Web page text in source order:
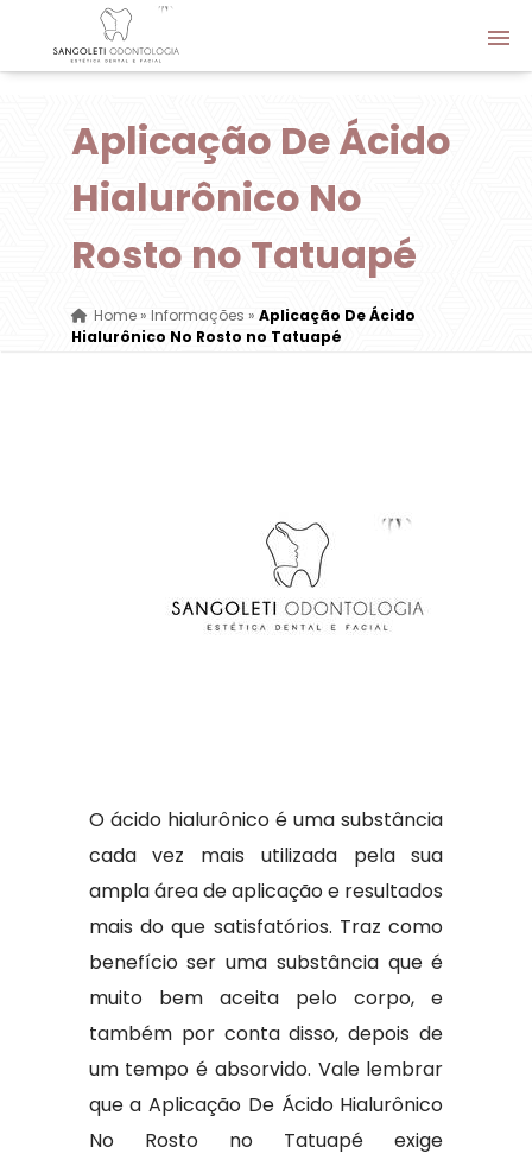
Aplicação De Ácido
Hialurônico No
Rosto no Tatuapé
Home» Informações » Aplicação De Ácido
Hialurônico No Rosto no Tatuapé
O ácido hialurônico é uma substância
cada vez mais utilizada pela sua
ampla área de aplicação e resultados
mais do que satisfatórios. Traz como
benefício ser uma substância que é
muito bem aceita pelo corpo, e
também por conta disso, depois de
um tempo é absorvido. Vale lembrar
que a Aplicação De Ácido Hialurônico
No Rosto no Tatuapé exige